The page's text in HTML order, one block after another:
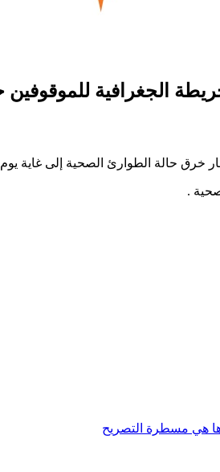
الطوارئ الصحية إلى غاية يوم 9 أبريل 2020.
هي مسطرة التصريح